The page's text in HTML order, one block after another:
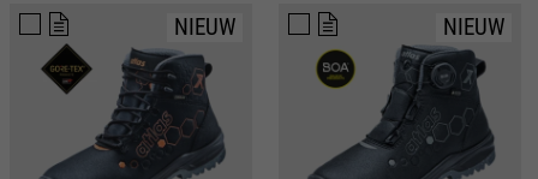
NIEUW NIEUW